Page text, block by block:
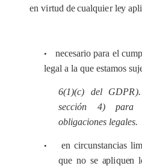
en virtud decualquier leyapli
•necesario para el
legal a la queestamos suj
6(1)(c) del GDPR
sección 4) para
obligaciones legales.
•encircunstancias lim
que no seapliquen